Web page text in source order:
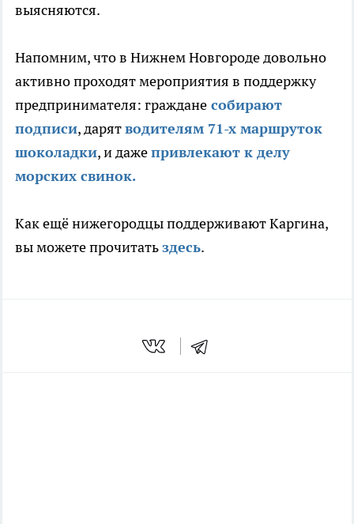
выясняются.
Напомним, что в Нижнем Новгороде довольно
активно проходят мероприятия в поддержку
предпринимателя: граждане собирают
подписи, дарятводителям 71-х маршруток
шоколадки, и дажепривлекают к делу
морских свинок.
Как ещё нижегородцы поддерживают Каргина,
вы можете прочитатьздесь.